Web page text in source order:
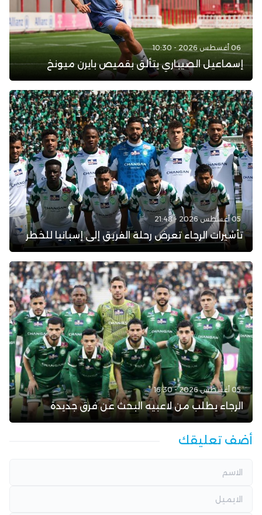
06 أغسطس 2026 - 10:30
إسماعيل الصيباري يتألق بقميص بايرن ميونخ
05 أغسطس 2026 - 21:48
تأشيرات الرجاء تعرض رحلة الفريق إلى إسبانيا للخطر
05 أغسطس 2026 - 16:30
الرجاء يطلب من لاعبيه البحث عن فرق جديدة
أضف تعليقك